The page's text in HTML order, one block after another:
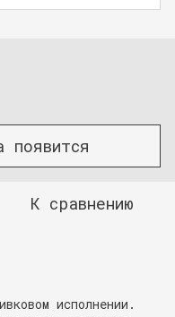
появится
К сравнению
исполнении.